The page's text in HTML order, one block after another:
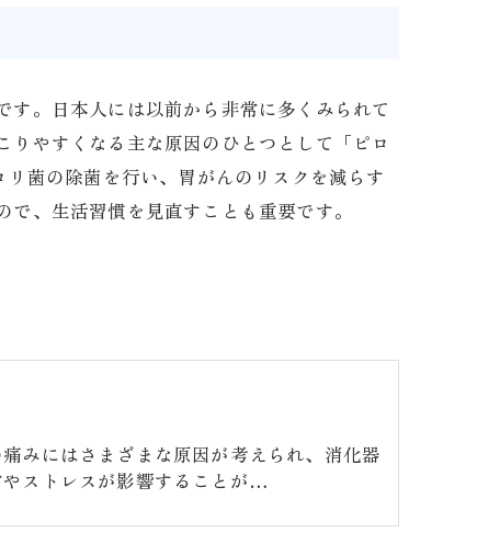
。日本人には以前から非常に多くみられて
やすくなる主な原因のひとつとして「ピロ
菌の除菌を行い、胃がんのリスクを減らす
、生活習慣を見直すことも重要です。
痛みにはさまざまな原因が考えられ、消化器
やストレスが影響することが…